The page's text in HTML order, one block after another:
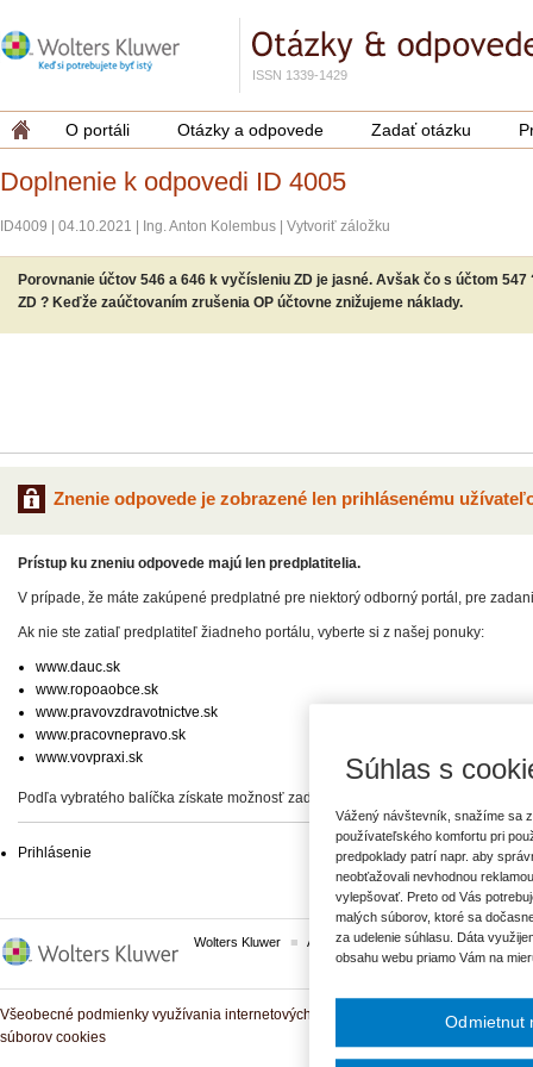
ISSN 1339-1429
O portáli Otázky a odpovede Zadať otázku
Doplnenie k odpovedi ID 4005
ID4009 04.10.2021 Ing. Anton Kolembus Vytvoriť záložku
Porovnanie účtov 546 a 646 k vyčísleniu ZD je jasné. Avšak čo s účtom
ZD ? Keďže zaúčtovaním zrušenia OP účtovne znižujeme náklady.
Znenie odpovede je zobrazené len prihlásenému
Prístup ku zneniu odpovede majú len predplatitelia.
V prípade, že máte zakúpené predplatné pre niektorý odborný portál, pre
Ak nie ste zatiaľ predplatiteľ žiadneho portálu, vyberte si z našej ponuky:
www.dauc.sk
www.ropoaobce.sk
www.pravovzdravotnictve.sk
www.pracovnepravo.sk
www.vovpraxi.sk
Podľa vybratého balíčka získate možnosť zadať svoje otázky, prípadne prístup
Prihlásenie
Wolters Kluwer ASPI Komplexné právne predpisy
Všeobecné podmienky využívania internetových služieb a komunitných portálov
súborov cookies
Súhlas s
Vážený návštevník, snažíme sa
používateľského komfortu pri
predpoklady patrí napr. aby
neobťažovali nevhodnou
vylepšovať. Preto od Vás
malých súborov, ktoré sa
za udelenie súhlasu. Dáta
obsahu webu priamo Vám na
Odmietnut